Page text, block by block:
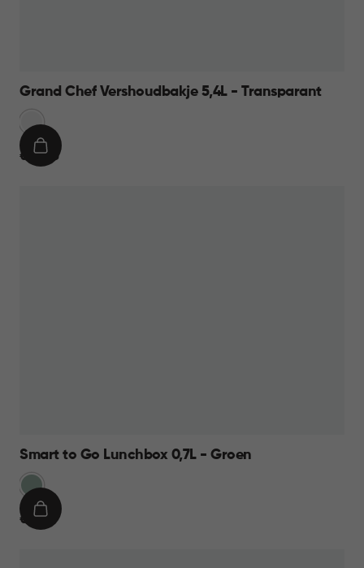
Grand Chef Vershoudbakje 5,4L - Transparant
€
€ 14,95
IN
Smart to Go Lunchbox 0,7L - Groen
Groen
€
€ 7,95
IN